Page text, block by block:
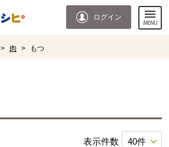
ログイン
> 肉 > もつ
表示件数